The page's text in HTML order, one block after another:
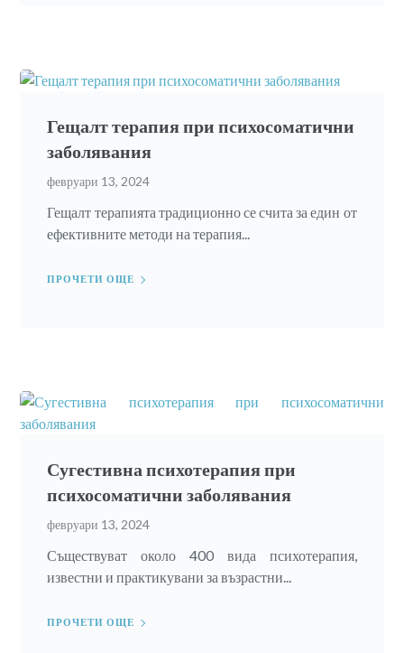
Гещалт терапия при психосоматични
заболявания
февруари 13, 2024
Гещалт терапията традиционно се счита за един от
ефективните методи на терапия...
ПРОЧЕТИ ОЩЕ
Сугестивна психотерапия при
психосоматични заболявания
февруари 13, 2024
Съществуват около 400 вида психотерапия,
известни и практикувани за възрастни...
ПРОЧЕТИ ОЩЕ